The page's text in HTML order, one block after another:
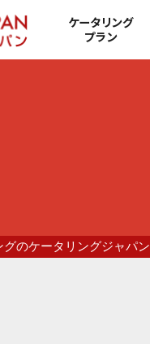
ケータリング
プラン
のケータリングジャパン